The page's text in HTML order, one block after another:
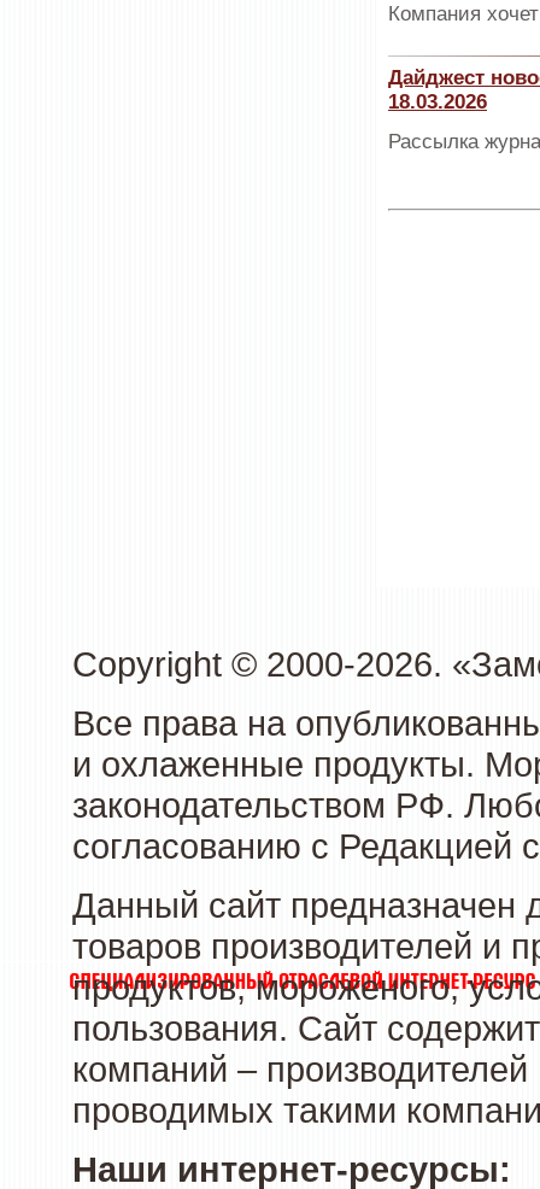
Компания
Дайджест
18.03.2026
Рассылка
Copyright © 2000-2026.
Все права на
и охлаженные продукты.
законодательством РФ.
согласованию с Редакцией
Данный сайт предназначен
товаров производителей и
продуктов, мороженого,
пользования. Сайт
компаний –
проводимых такими
Наши интернет-ресурсы: